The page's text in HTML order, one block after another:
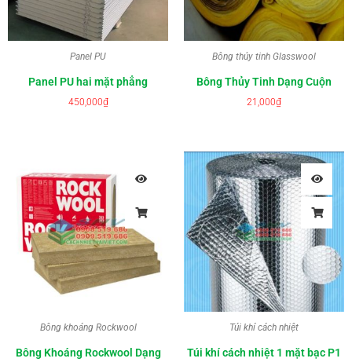
Panel PU
Panel PU hai mặt phẳng
450,000₫
Bông thủy tinh Glasswool
Bông Thủy Tinh Dạng Cuộn
21,000₫
Bông khoáng Rockwool
Bông Khoáng Rockwool Dạng
Túi khí cách nhiệt
Túi khí cách nhiệt 1 mặt bạc P1